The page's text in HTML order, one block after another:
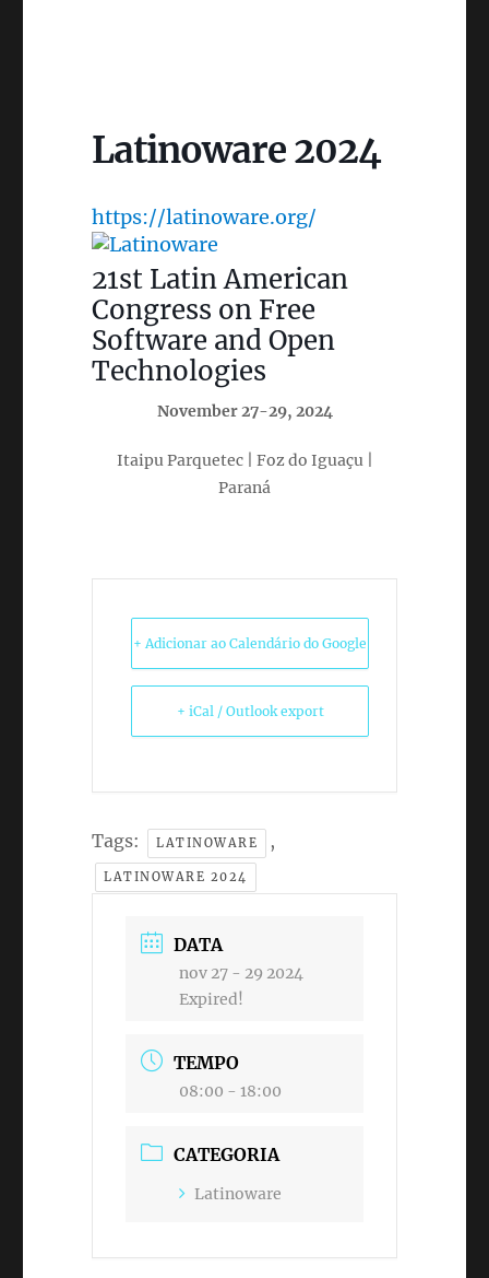
Latinoware 2024
https://latinoware.org/
21st Latin American
Congress on Free
Software and Open
Technologies
November 27-29, 2024
Itaipu Parquetec | Foz do Iguaçu |
Paraná
+ Adicionar ao Calendário do Google
+ iCal / Outlook export
Tags: LATINOWARE ,
LATINOWARE 2024
DATA
nov 27 - 29 2024
Expired!
TEMPO
08:00 - 18:00
CATEGORIA
Latinoware